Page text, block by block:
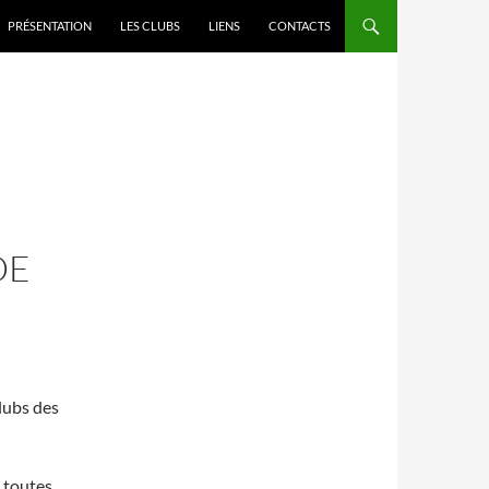
PRÉSENTATION LES CLUBS LIENS CONTACTS
des